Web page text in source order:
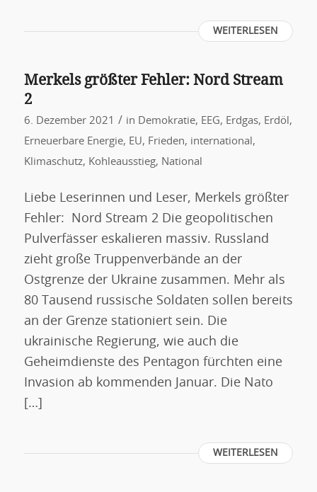
WEITERLESEN
Merkels größter Fehler: Nord Stream
2
6. Dezember 2021 / in Demokratie, EEG, Erdgas, Erdöl ,
Erneuerbare Energie, EU, Frieden, international ,
Klimaschutz, Kohleausstieg, National
Liebe Leserinnen und Leser, Merkels größter
Fehler: Nord Stream 2 Die geopolitischen
Pulverfässer eskalieren massiv. Russland
zieht große Truppenverbände an der
Ostgrenze der Ukraine zusammen. Mehr als
80 Tausend russische Soldaten sollen bereits
an der Grenze stationiert sein. Die
ukrainische Regierung, wie auch die
Geheimdienste des Pentagon fürchten eine
Invasion ab kommenden Januar. Die Nato
[…]
WEITERLESEN